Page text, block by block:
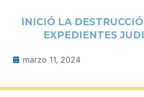
INICIÓ LA
EXPEDIENTES
marzo 11, 2024